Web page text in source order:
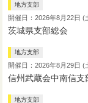
地方支部
開催日：2026年8月22日 (
茨城県支部総会
地方支部
開催日：2026年8月29日 (
信州武蔵会中南信支
地方支部